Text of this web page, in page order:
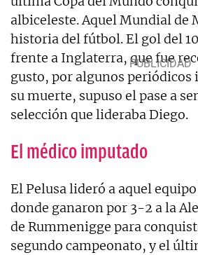
albiceleste. Aquel Mundial de
historia del fútbol. El gol del
frente a Inglaterra, que fue
gusto, por algunos periódicos
su muerte, supuso el pase a
selección que lideraba Diego.
El médico imputado
El Pelusa lideró a aquel
donde ganaron por 3-2 a la
de Rummenigge para
segundo campeonato, y el